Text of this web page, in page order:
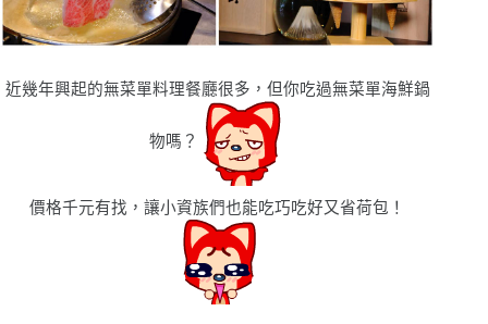
近幾年興起的無菜單料理餐廳很多，但你吃過無菜單海鮮鍋
物嗎 ？
價格千元有找，讓小資族們也能吃巧吃好又省荷包！